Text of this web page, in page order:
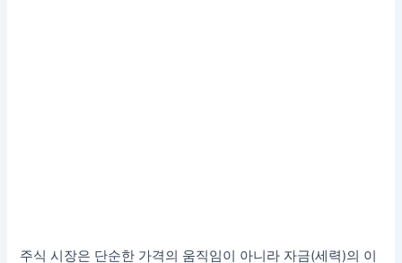
주식 시장은 단순한 가격의 움직임이 아니라 자금(세력)의 이